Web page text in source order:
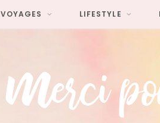
VOYAGES LIFESTYLE